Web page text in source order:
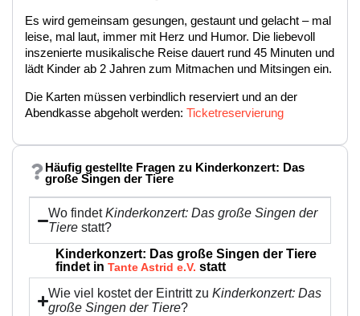
Es wird gemeinsam gesungen, gestaunt und gelacht – mal
leise, mal laut, immer mit Herz und Humor. Die liebevoll
inszenierte musikalische Reise dauert rund 45 Minuten und
lädt Kinder ab 2 Jahren zum Mitmachen und Mitsingen ein.
Die Karten müssen verbindlich reserviert und an der
Abendkasse abgeholt werden: Ticketreservierung
Häufig gestellte Fragen zu Kinderkonzert: Das
große Singen der Tiere
Wo findetKinderkonzert: Das große Singen der
Tiere statt?
Kinderkonzert: Das große Singen der Tiere
findet in Tante Astrid e.V. statt
Wie viel kostet der Eintritt zuKinderkonzert: Das
große Singen der Tiere?